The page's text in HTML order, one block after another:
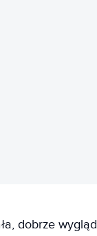
dobrze